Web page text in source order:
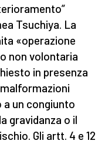
Tsuchiya. La
«operazione
non volontaria
in presenza
a un congiunto
gravidanza o il
Gli artt. 4 e 12